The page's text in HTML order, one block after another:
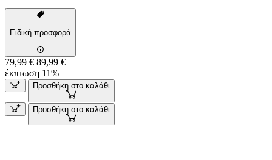
Ειδική προσφορά
79,99 € 89,99 €
έκπτωση 11%
Προσθήκη στο καλάθι
Προσθήκη στο καλάθι